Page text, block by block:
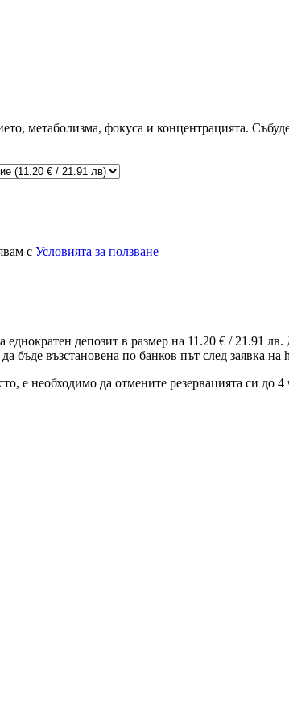
метаболизма, фокуса и концентрацията.
с Условията за ползване
депозит в размер на 11.20 € / 21.91
бъде възстановена по банков път след заявка на
е необходимо да отмените резервацията си до